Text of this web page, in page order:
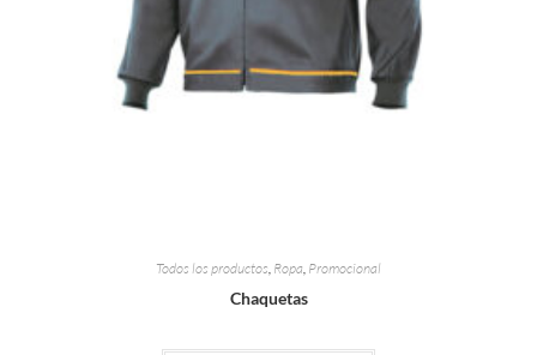
Todos los productos Ropa Promocional
Chaquetas